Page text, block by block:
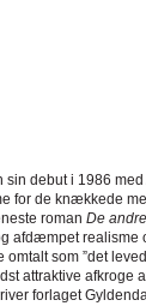
sin debut i 1986
for de knækkede
roman De andre
afdæmpet realisme
som ”det
attraktive afkroge
forlaget